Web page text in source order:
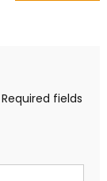
Required fields